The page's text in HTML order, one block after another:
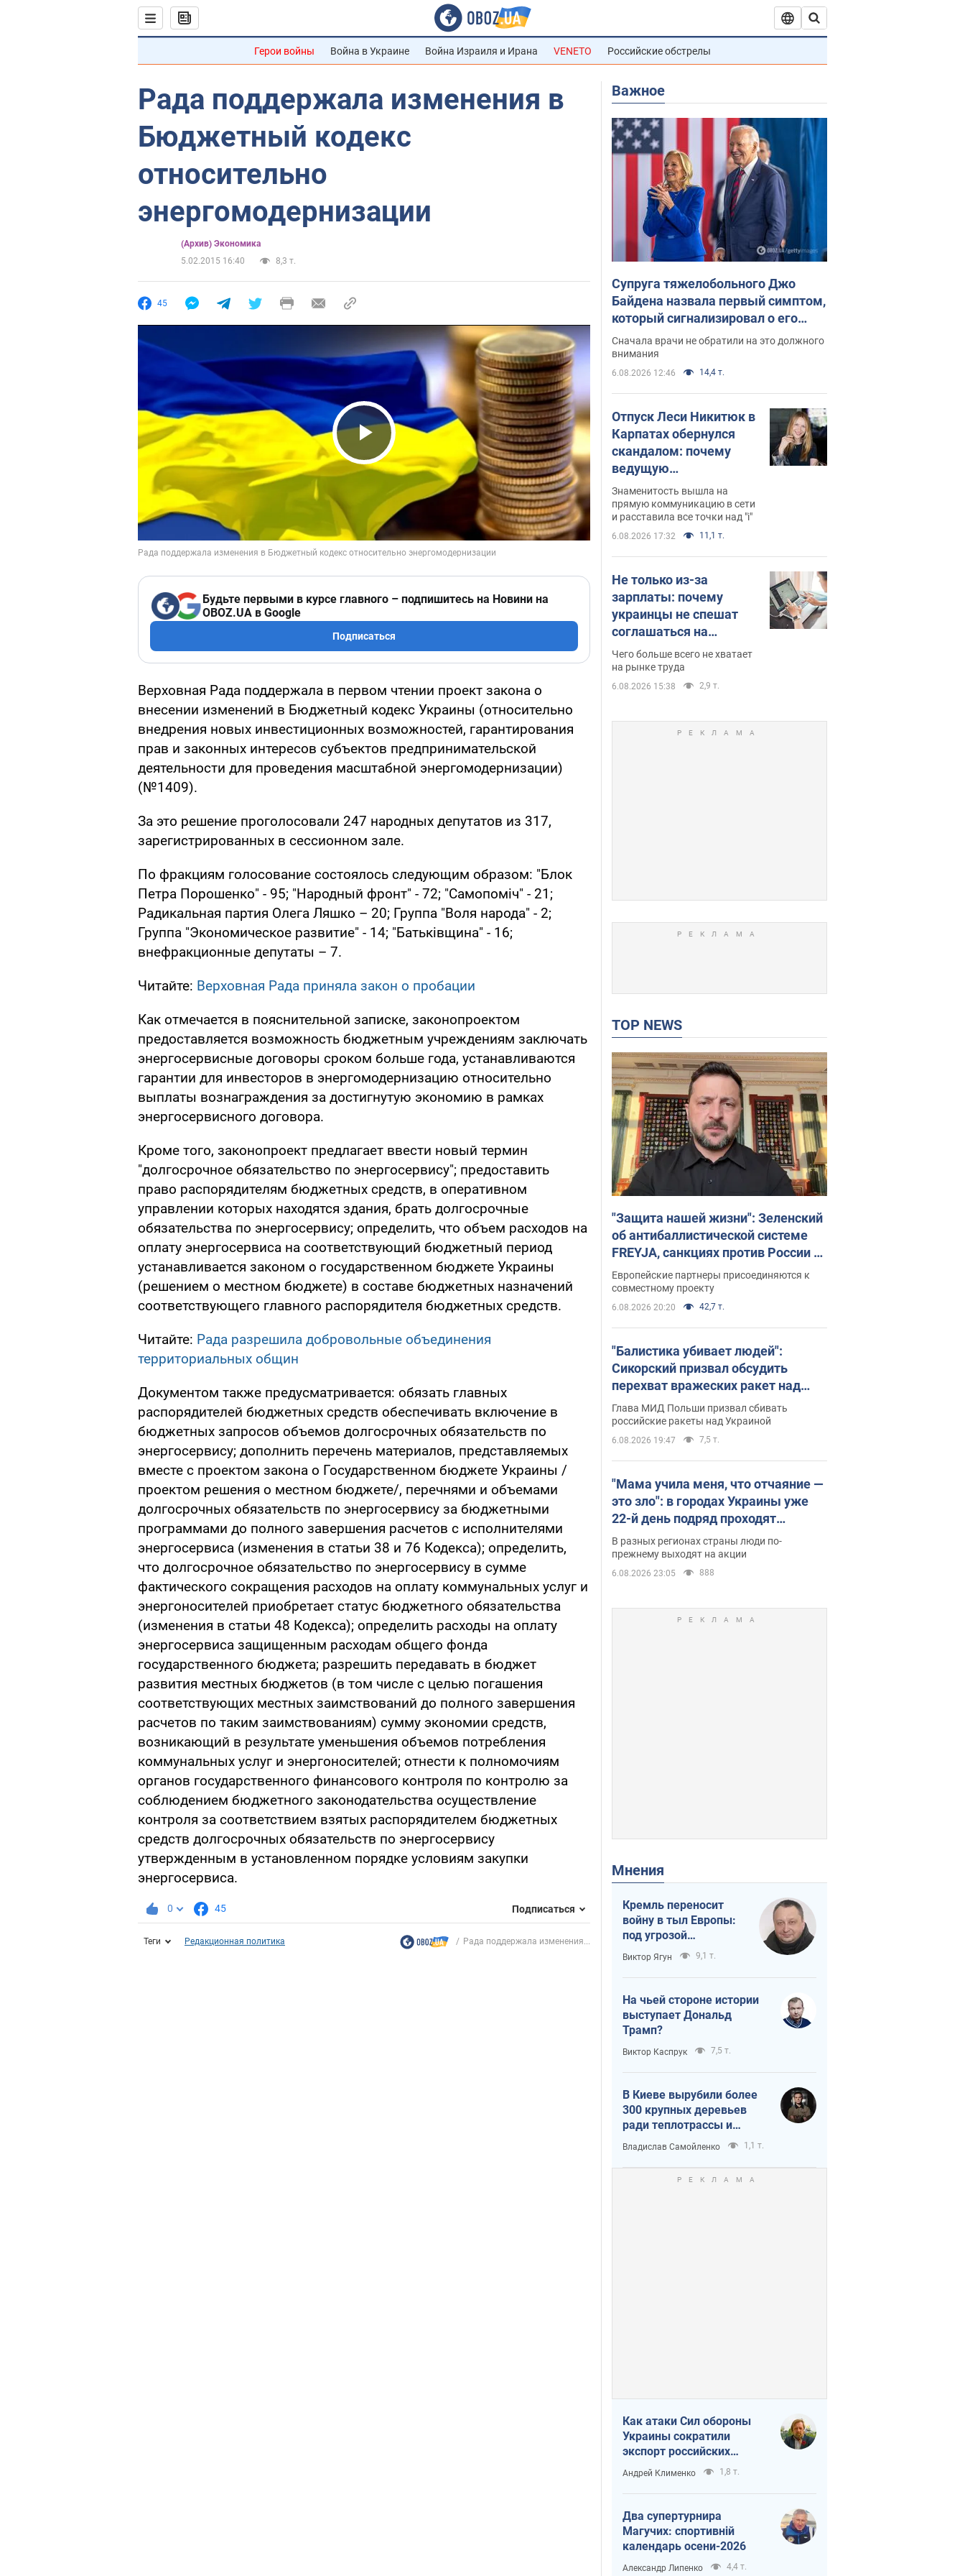
Герои войны Война в Украине Война Израиля и Ирана VENETO Российские обстрелы
Рада поддержала изменения в
Бюджетный кодекс
относительно
энергомодернизации
(Архив) Экономика
5.02.2015 16:40
8,3 т.
45
Play Video
Будьте первыми в курсе главного – подпишитесь на Новини на
OBOZ.UA в Google
Подписаться
Верховная Рада поддержала в первом чтении проект закона о
внесении изменений в Бюджетный кодекс Украины (относительно
внедрения новых инвестиционных возможностей, гарантирования
прав и законных интересов субъектов предпринимательской
деятельности для проведения масштабной энергомодернизации)
(№1409).
За это решение проголосовали 247 народных депутатов из 317,
зарегистрированных в сессионном зале.
По фракциям голосование состоялось следующим образом: "Блок
Петра Порошенко" - 95; "Народный фронт" - 72; "Самопоміч" - 21;
Радикальная партия Олега Ляшко – 20; Группа "Воля народа" - 2;
Группа "Экономическое развитие" - 14; "Батьківщина" - 16;
внефракционные депутаты – 7.
Читайте: Верховная Рада приняла закон о пробации
Как отмечается в пояснительной записке, законопроектом
предоставляется возможность бюджетным учреждениям заключать
энергосервисные договоры сроком больше года, устанавливаются
гарантии для инвесторов в энергомодернизацию относительно
выплаты вознаграждения за достигнутую экономию в рамках
энергосервисного договора.
Кроме того, законопроект предлагает ввести новый термин
"долгосрочное обязательство по энергосервису"; предоставить
право распорядителям бюджетных средств, в оперативном
управлении которых находятся здания, брать долгосрочные
обязательства по энергосервису; определить, что объем расходов на
оплату энергосервиса на соответствующий бюджетный период
устанавливается законом о государственном бюджете Украины
(решением о местном бюджете) в составе бюджетных назначений
соответствующего главного распорядителя бюджетных средств.
Читайте: Рада разрешила добровольные объединения
территориальных общин
Документом также предусматривается: обязать главных
распорядителей бюджетных средств обеспечивать включение в
бюджетных запросов объемов долгосрочных обязательств по
энергосервису; дополнить перечень материалов, представляемых
вместе с проектом закона о Государственном бюджете Украины /
проектом решения о местном бюджете/, перечнями и объемами
долгосрочных обязательств по энергосервису за бюджетными
программами до полного завершения расчетов с исполнителями
энергосервиса (изменения в статьи 38 и 76 Кодекса); определить,
что долгосрочное обязательство по энергосервису в сумме
фактического сокращения расходов на оплату коммунальных услуг и
энергоносителей приобретает статус бюджетного обязательства
(изменения в статьи 48 Кодекса); определить расходы на оплату
энергосервиса защищенным расходам общего фонда
государственного бюджета; разрешить передавать в бюджет
развития местных бюджетов (в том числе с целью погашения
соответствующих местных заимствований до полного завершения
расчетов по таким заимствованиям) сумму экономии средств,
возникающий в результате уменьшения объемов потребления
коммунальных услуг и энергоносителей; отнести к полномочиям
органов государственного финансового контроля по контролю за
соблюдением бюджетного законодательства осуществление
контроля за соответствием взятых распорядителем бюджетных
средств долгосрочных обязательств по энергосервису
утвержденным в установленном порядке условиям закупки
энергосервиса.
0 45 Подписаться
Теги Редакционная политика Рада поддержала изменения...
Важное
Супруга тяжелобольного Джо
Байдена назвала первый симптом,
который сигнализировал о его
"агрессивном" раке
Сначала врачи не обратили на это должного
внимания
6.08.2026 12:46 14,4 т.
Отпуск Леси Никитюк в
Карпатах обернулся
скандалом: почему
ведущую
несправедливо
захейтили
Знаменитость вышла на
прямую коммуникацию в сети
и расставила все точки над "i"
6.08.2026 17:32 11,1 т.
Не только из-за
зарплаты: почему
украинцы не спешат
соглашаться на
вакансии
Чего больше всего не хватает
на рынке труда
6.08.2026 15:38 2,9 т.
TOP NEWS
"Защита нашей жизни": Зеленский
об антибаллистической системе
FREYJA, санкциях против России и
поддержке аграриев. Видео
Европейские партнеры присоединяются к
совместному проекту
6.08.2026 20:20 42,7 т.
"Балистика убивает людей":
Сикорский призвал обсудить
перехват вражеских ракет над
Украиной
Глава МИД Польши призвал сбивать
российские ракеты над Украиной
6.08.2026 19:47 7,5 т.
"Мама учила меня, что отчаяние —
это зло": в городах Украины уже
22-й день подряд проходят
массовые митинги за
возвращение Федорова. Фото и
видео
В разных регионах страны люди по-
прежнему выходят на акции
6.08.2026 23:05 888
Мнения
Кремль переносит
войну в тыл Европы:
под угрозой
критическая
логистика
Виктор Ягун 9,1 т.
На чьей стороне истории
выступает Дональд
Трамп?
Виктор Каспрук 7,5 т.
В Киеве вырубили более
300 крупных деревьев
ради теплотрассы и
вопреки Генплану
Владислав Самойленко 1,1 т.
Как атаки Сил обороны
Украины сократили
экспорт российских
нефтепродуктов
Андрей Клименко 1,8 т.
Два супертурнира
Магучих: спортивній
календарь осени-2026
Александр Липенко 4,4 т.